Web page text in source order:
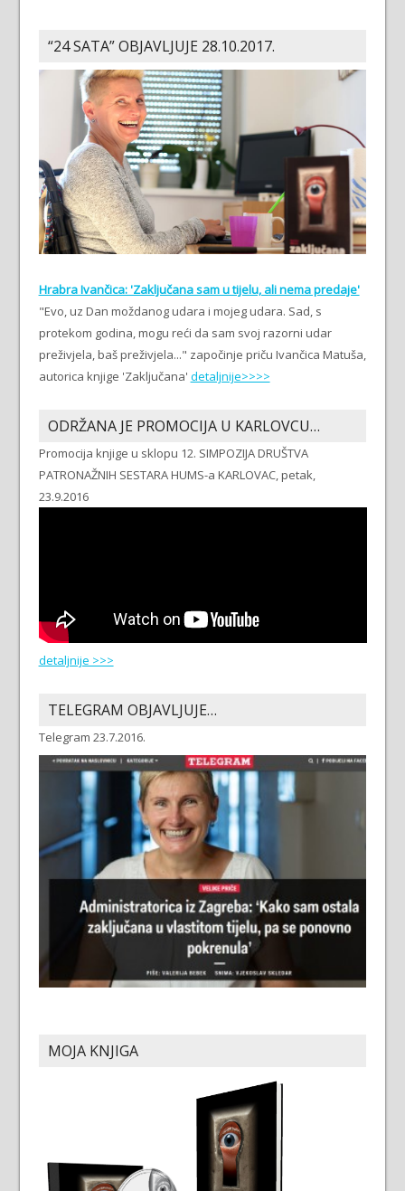
“24 SATA” OBJAVLJUJE 28.10.2017.
Hrabra Ivančica: 'Zaključana sam u tijelu, ali nema predaje'
"Evo, uz Dan moždanog udara i mojeg udara. Sad, s
protekom godina, mogu reći da sam svoj razorni udar
preživjela, baš preživjela..." započinje priču Ivančica Matuša,
autorica knjige 'Zaključana' detaljnije>>>>
ODRŽANA JE PROMOCIJA U KARLOVCU…
Promocija knjige u sklopu 12. SIMPOZIJA DRUŠTVA
PATRONAŽNIH SESTARA HUMS-a KARLOVAC, petak,
23.9.2016
detaljnije >>>
TELEGRAM OBJAVLJUJE…
Telegram 23.7.2016.
MOJA KNJIGA